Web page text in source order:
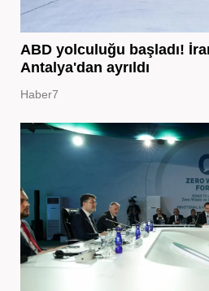
ABD yolculuğu başladı!
Antalya'dan ayrıldı
Haber7